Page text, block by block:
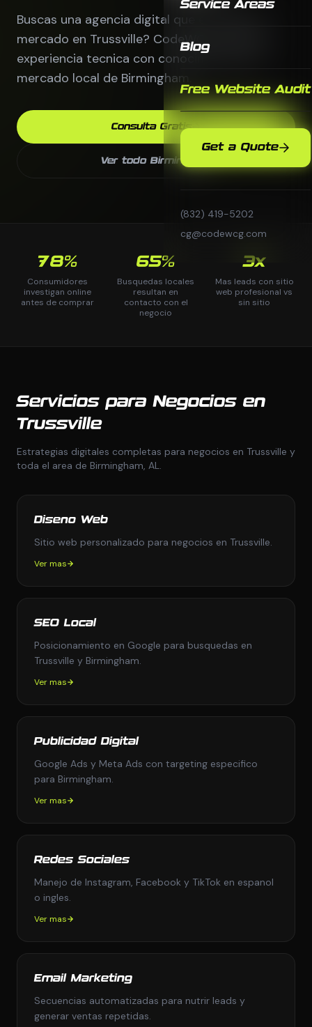
Service Areas
Blog
Free Website Audit
Get a Quote
(832) 419-5202
cg@codewcg.com
Buscas una agencia digital que entienda tu
mercado en Trussville? CodeWCG combina
experiencia tecnica con conocimiento del
mercado local de Birmingham.
Consulta Gratis
Ver todo Birmingham
78%
Consumidores
investigan online
antes de comprar
65%
Busquedas locales
resultan en
contacto con el
negocio
3x
Mas leads con sitio
web profesional vs
sin sitio
Servicios para Negocios en
Trussville
Estrategias digitales completas para negocios en Trussville y
toda el area de Birmingham, AL.
Diseno Web
Sitio web personalizado para negocios en Trussville.
Ver mas
SEO Local
Posicionamiento en Google para busquedas en
Trussville y Birmingham.
Ver mas
Publicidad Digital
Google Ads y Meta Ads con targeting especifico
para Birmingham.
Ver mas
Redes Sociales
Manejo de Instagram, Facebook y TikTok en espanol
o ingles.
Ver mas
Email Marketing
Secuencias automatizadas para nutrir leads y
generar ventas repetidas.